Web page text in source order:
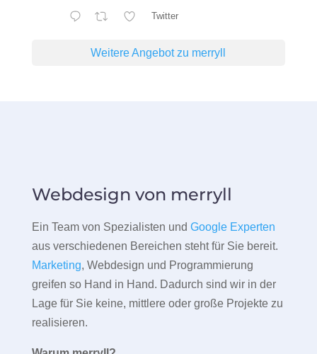
Twitter
Weitere Angebot zu merryll
Webdesign von merryll
Ein Team von Spezialisten und Google Experten
aus verschiedenen Bereichen steht für Sie bereit.
Marketing, Webdesign und Programmierung
greifen so Hand in Hand. Dadurch sind wir in der
Lage für Sie keine, mittlere oder große Projekte zu
realisieren.